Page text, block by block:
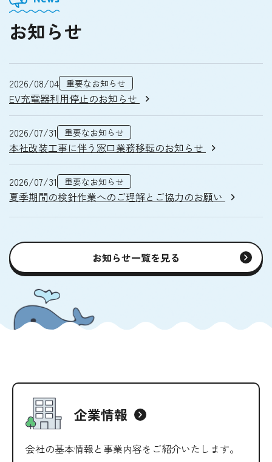
お知らせ
お知らせ一覧を見る
2026/08/04 重要なお知らせ
EV充電器利用停止のお知らせ
2026/07/31 重要なお知らせ
本社改装工事に伴う窓口業務移転のお知らせ
2026/07/31 重要なお知らせ
夏季期間の検針作業へのご理解とご協力のお願い
企業情報
会社の基本情報と事業内容を ご紹介いたします。